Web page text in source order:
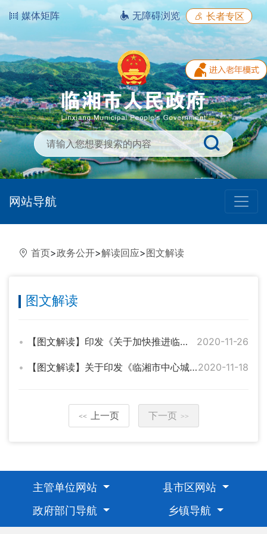
媒体矩阵 无障碍浏览 长者专区
网站导航
首页>政务公开>解读回应>图文解读
图文解读
【图文解读】印发《关于加快推进临湘市养老服务发展的实施意见》 2020-11-26
【图文解读】关于印发《临湘市中心城区声环境功能区划分方案》的通知2020-11-18
<< 上一页 下一页 >>
主管单位网站
县市区网站
政府部门导航
乡镇导航